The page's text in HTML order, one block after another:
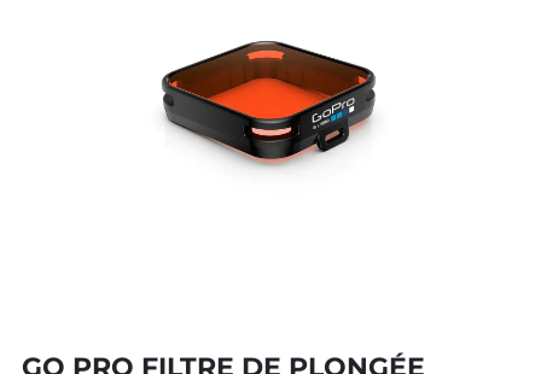
GO PRO FILTRE DE PLONGÉE